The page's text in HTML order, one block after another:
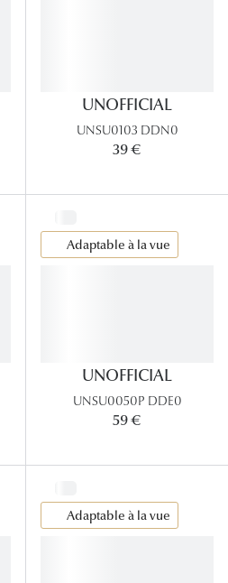
UNOFFICIAL
UNSU0103 DDN0
39 €
Adaptable à la vue
UNOFFICIAL
UNSU0050P DDE0
59 €
Adaptable à la vue